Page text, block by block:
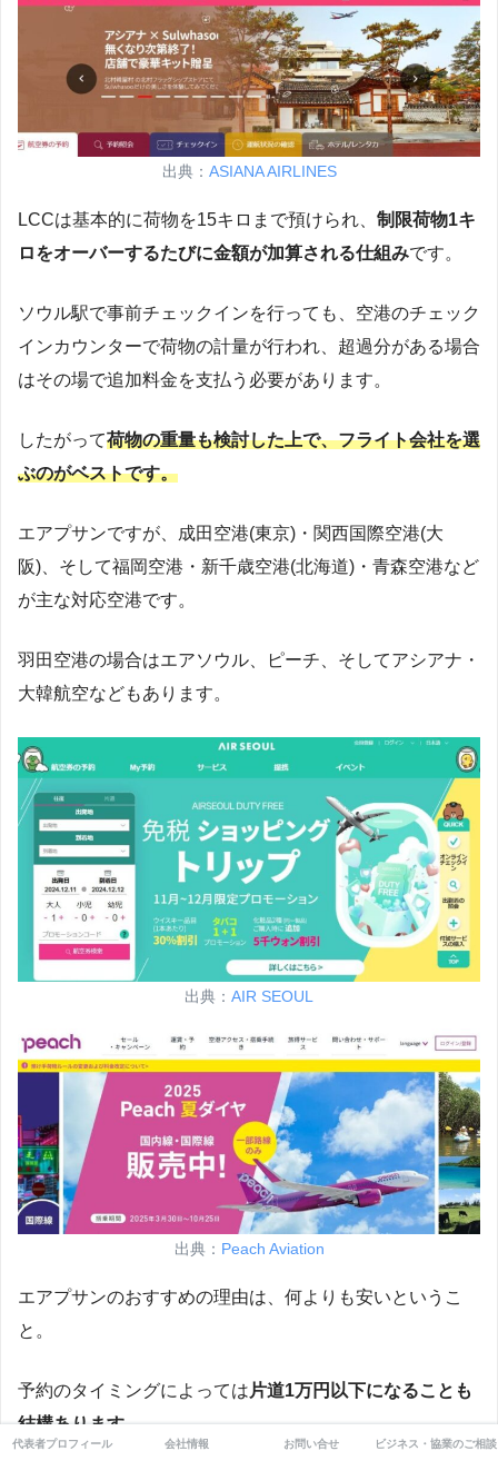
出典： ASIANA AIRLINES
LCCは基本的に荷物を15キロまで預けられ、 制限荷物1キ
ロをオーバーするたびに金額が加算される仕組みです。
ソウル駅で事前チェックインを行っても、空港のチェック
インカウンターで荷物の計量が行われ、超過分がある場合
はその場で追加料金を支払う必要があります。
したがって荷物の重量も検討した上で、フライト会社を選
ぶのがベストです。
エアプサンですが、成田空港(東京)・関西国際空港(大
阪)、そして福岡空港・新千歳空港(北海道)・青森空港など
が主な対応空港です。
羽田空港の場合はエアソウル、ピーチ、そしてアシアナ・
大韓航空などもあります。
出典： AIR SEOUL
出典： Peach Aviation
エアプサンのおすすめの理由は、何よりも安いというこ
と。
予約のタイミングによっては 片道1万円以下になることも
結構あります。
代表者プロフィール 会社情報 お問い合せ ビジネス・協業のご相談